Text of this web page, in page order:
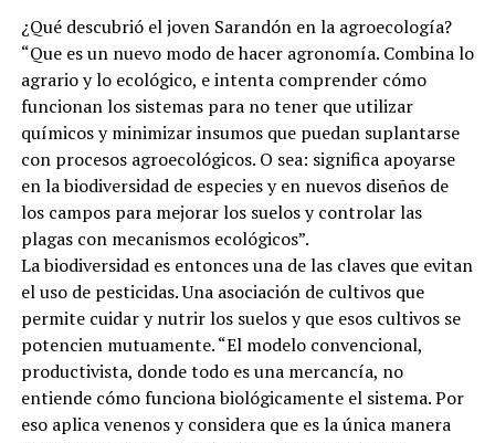
¿Qué descubrió el joven Sarandón en la agroecología?
“Que es un nuevo modo de hacer agronomía. Combina lo
agrario y lo ecológico, e intenta comprender cómo
funcionan los sistemas para no tener que utilizar
químicos y minimizar insumos que puedan suplantarse
con procesos agroecológicos. O sea: significa apoyarse
en la biodiversidad de especies y en nuevos diseños de
los campos para mejorar los suelos y controlar las
plagas con mecanismos ecológicos”.
La biodiversidad es entonces una de las claves que evitan
el uso de pesticidas. Una asociación de cultivos que
permite cuidar y nutrir los suelos y que esos cultivos se
potencien mutuamente. “El modelo convencional,
productivista, donde todo es una mercancía, no
entiende cómo funciona biológicamente el sistema. Por
eso aplica venenos y considera que es la única manera